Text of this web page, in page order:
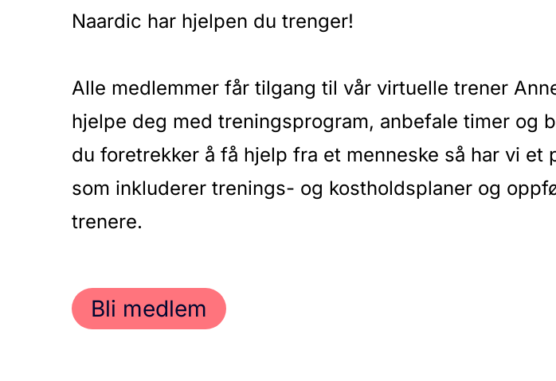
Naardic har hjelpen du trenger!
Alle medlemmer får tilgang til vår virtuelle trener
hjelpe deg med treningsprogram, anbefale timer og
du foretrekker å få hjelp fra et menneske så har vi et
som inkluderer trenings- og kostholdsplaner og
trenere.
Bli medlem